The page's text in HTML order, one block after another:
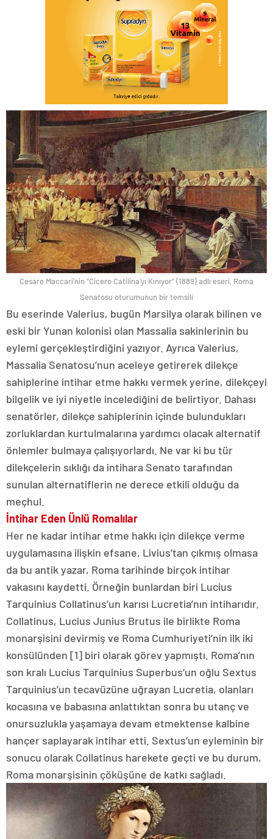
Cesare Maccari’nin “Cicero Catilina’yı Kınıyor” (1889) adlı eseri, Roma
Senatosu oturumunun bir temsili
Bu eserinde Valerius, bugün Marsilya olarak bilinen ve
eski bir Yunan kolonisi olan Massalia sakinlerinin bu
eylemi gerçekleştirdiğini yazıyor. Ayrıca Valerius,
Massalia Senatosu’nun aceleye getirerek dilekçe
sahiplerine intihar etme hakkı vermek yerine, dilekçeyi
bilgelik ve iyi niyetle incelediğini de belirtiyor. Dahası
senatörler, dilekçe sahiplerinin içinde bulundukları
zorluklardan kurtulmalarına yardımcı olacak alternatif
önlemler bulmaya çalışıyorlardı. Ne var ki bu tür
dilekçelerin sıklığı da intihara Senato tarafından
sunulan alternatiflerin ne derece etkili olduğu da
meçhul.
İntihar Eden Ünlü Romalılar
Her ne kadar intihar etme hakkı için dilekçe verme
uygulamasına ilişkin efsane, Livius’tan çıkmış olmasa
da bu antik yazar, Roma tarihinde birçok intihar
vakasını kaydetti. Örneğin bunlardan biri Lucius
Tarquinius Collatinus’un karısı Lucretia’nın intiharıdır.
Collatinus, Lucius Junius Brutus ile birlikte Roma
monarşisini devirmiş ve Roma Cumhuriyeti’nin ilk iki
konsülünden [1] biri olarak görev yapmıştı. Roma’nın
son kralı Lucius Tarquinius Superbus’un oğlu Sextus
Tarquinius’un tecavüzüne uğrayan Lucretia, olanları
kocasına ve babasına anlattıktan sonra bu utanç ve
onursuzlukla yaşamaya devam etmektense kalbine
hançer saplayarak intihar etti. Sextus’un eyleminin bir
sonucu olarak Collatinus harekete geçti ve bu durum,
Roma monarşisinin çöküşüne de katkı sağladı.